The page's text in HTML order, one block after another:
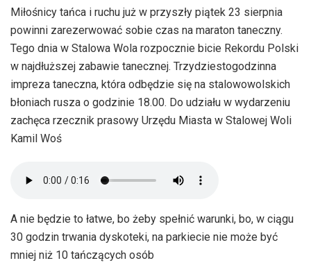
Miłośnicy tańca i ruchu już w przyszły piątek 23 sierpnia
powinni zarezerwować sobie czas na maraton taneczny.
Tego dnia w Stalowa Wola rozpocznie bicie Rekordu Polski
w najdłuższej zabawie tanecznej. Trzydziestogodzinna
impreza taneczna, która odbędzie się na stalowowolskich
błoniach rusza o godzinie 18.00. Do udziału w wydarzeniu
zachęca rzecznik prasowy Urzędu Miasta w Stalowej Woli
Kamil Woś
A nie będzie to łatwe, bo żeby spełnić warunki, bo, w ciągu
30 godzin trwania dyskoteki, na parkiecie nie może być
mniej niż 10 tańczących osób